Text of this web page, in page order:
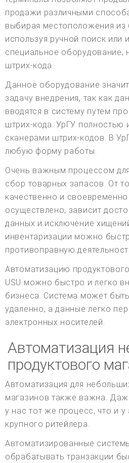
продажи различными
выбирая местоположения из
используя ручной поиск или
специальное оборудование,
штрих-кода.
Данное оборудование
задачу внедрения, так как
вводятся в систему путем
штрих-кода. УрГУ полностью
сканерами штрих-кодов. В
любую форму работы.
Очень важным процессом для
сбор товарных запасов. От
качественно и
осуществлено, зависит
данных и исключение
инвентаризации можно
противоправную
Автоматизацию
USU можно быстро и легко
бизнеса. Система может
удаленно, а данные легко
электронных носителей.
Автоматизация
продуктового
Автоматизация для
магазинов также важна.
у нас тот же процесс, что и у
крупного ритейлера.
Автоматизированные
обрабатывать транзакции